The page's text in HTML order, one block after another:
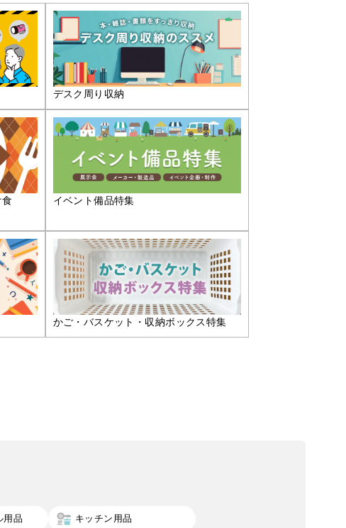
デスク周り収納
イベント備品特集
かご・バスケット・収納ボックス特集
用品 キッチン用品